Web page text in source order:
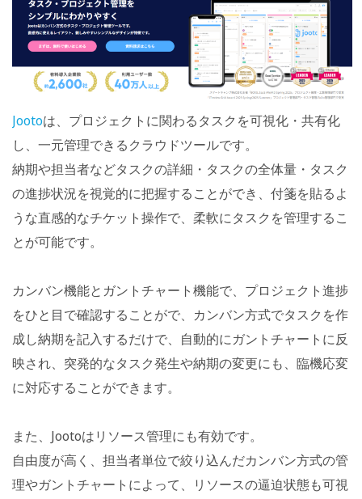
Jootoは、プロジェクトに関わるタスクを可視化・共有化
し、一元管理できるクラウドツールです。
納期や担当者などタスクの詳細・タスクの全体量・タスク
の進捗状況を視覚的に把握することができ、付箋を貼るよ
うな直感的なチケット操作で、柔軟にタスクを管理するこ
とが可能です。
カンバン機能とガントチャート機能で、プロジェクト進捗
をひと目で確認することがで、カンバン方式でタスクを作
成し納期を記入するだけで、自動的にガントチャートに反
映され、突発的なタスク発生や納期の変更にも、臨機応変
に対応することができます。
また、Jootoはリソース管理にも有効です。
自由度が高く、担当者単位で絞り込んだカンバン方式の管
理やガントチャートによって、リソースの逼迫状態も可視